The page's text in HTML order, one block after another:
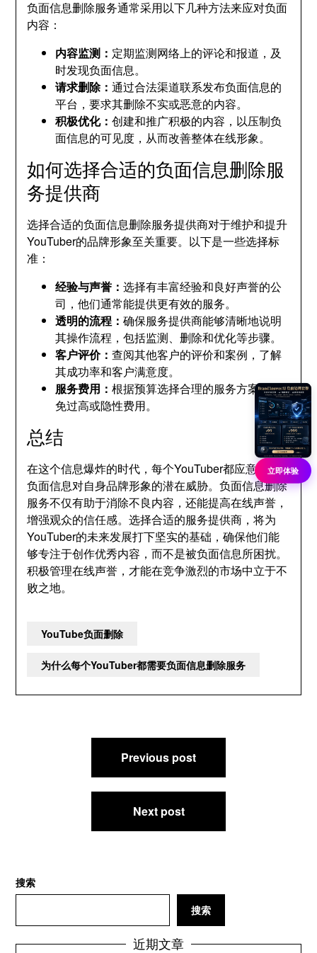
负面信息删除服务通常采用以下几种方法来应对负面
内容：
内容监测： 定期监测网络上的评论和报道，及
时发现负面信息。
请求删除：通过合法渠道联系发布负面信息的
平台，要求其删除不实或恶意的内容。
积极优化：创建和推广积极的内容，以压制负
面信息的可见度，从而改善整体在线形象。
如何选择合适的负面信息删除服
务提供商
选择合适的负面信息删除服务提供商对于维护和提升
YouTuber的品牌形象至关重要。以下是一些选择标
准：
经验与声誉：选择有丰富经验和良好声誉的公
司，他们通常能提供更有效的服务。
透明的流程：确保服务提供商能够清晰地说明
其操作流程，包括监测、删除和优化等步骤。
客户评价：查阅其他客户的评价和案例，了解
其成功率和客户满意度。
服务费用：根据预算选择合理的服务方案，避
免过高或隐性费用。
总结
在这个信息爆炸的时代，每个YouTuber都应意识到
负面信息对自身品牌形象的潜在威胁。负面信息删除
服务不仅有助于消除不良内容，还能提高在线声誉，
增强观众的信任感。选择合适的服务提供商，将为
YouTuber的未来发展打下坚实的基础，确保他们能
够专注于创作优秀内容，而不是被负面信息所困扰。
积极管理在线声誉，才能在竞争激烈的市场中立于不
败之地。
YouTube负面删除
为什么每个YouTuber都需要负面信息删除服务
Previous post
Next post
搜索
搜索
近期文章
立即体验